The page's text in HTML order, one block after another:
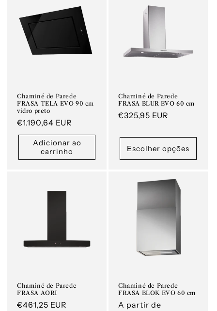
Chaminé de Parede
FRASA TELA EVO 90 cm
vidro preto
Preço
normal
€1.190,64 EUR
Adicionar ao
carrinho
Chaminé de Parede
FRASA BLUR EVO 60 cm
Preço
€325,95 EUR
Escolher opções
Chaminé de Parede
FRASA AORI
Preço
€461,25 EUR
Chaminé de Parede
FRASA BLOK EVO 60 cm
Preço
A partir de